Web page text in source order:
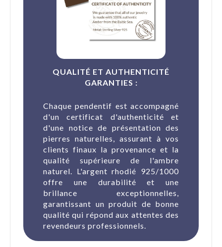
QUALITÉ ET AUTHENTICITÉ
GARANTIES :
Chaque pendentif est accompagné
d'un certificat d'authenticité et
d'une notice de présentation des
pierres naturelles, assurant à vos
clients finaux la provenance et la
qualité supérieure de l'ambre
naturel. L'argent rhodié 925/1000
offre une durabilité et une
brillance exceptionnelles,
garantissant un produit de bonne
qualité qui répond aux attentes des
revendeurs professionnels.